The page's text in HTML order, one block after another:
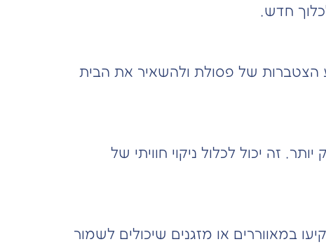
חדש.
הצטברות של פסולת ולהשאיר את הבית
זה יכול לכלול ניקוי חוויתי של
במאווררים או מזגנים שיכולים לשמור